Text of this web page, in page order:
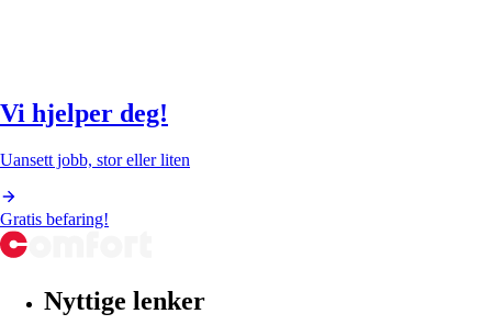
Vi hjelper deg!
Uansett jobb, stor eller liten
Gratis befaring!
Nyttige lenker